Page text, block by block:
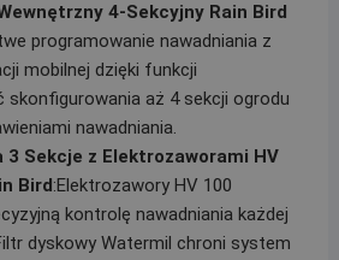
4-Sekcyjny Rain Bird
programowanie nawadniania z
mobilnej dzięki funkcji
skonfigurowania aż 4 sekcji ogrodu
nawadniania.
3 Sekcje z Elektrozaworami HV
Bird :Elektrozawory HV 100
kontrolę nawadniania każdej
dyskowy Watermil chroni system